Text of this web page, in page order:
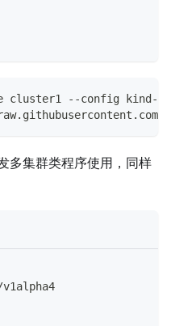
cluster1 --config kind-
多集群类程序使用，同样